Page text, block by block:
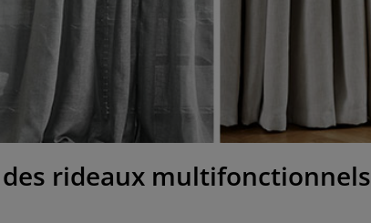
rideaux multifonctionnels